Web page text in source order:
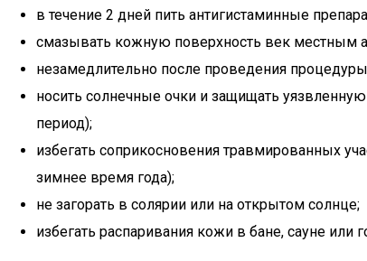
в течение 2 дней пить антигистаминные
смазывать кожную поверхность век местным
незамедлительно после проведения
носить солнечные очки и защищать
период);
избегать соприкосновения травмированных
зимнее время года);
не загорать в солярии или на открытом солнце;
избегать распаривания кожи в бане, сауне или